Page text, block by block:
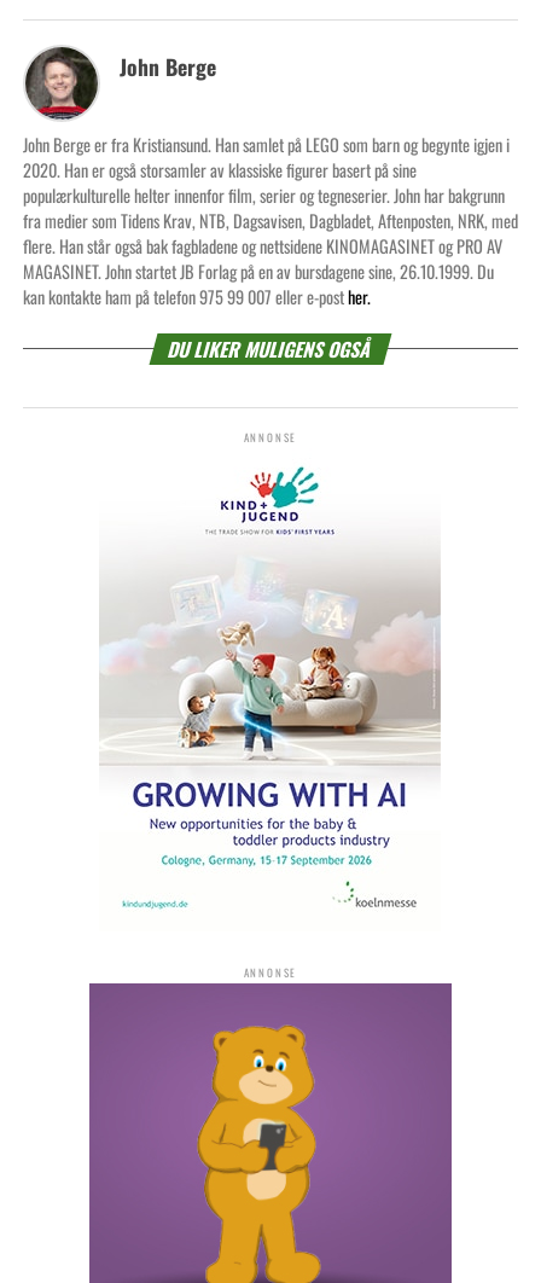
John Berge
John Berge er fra Kristiansund. Han samlet på LEGO som barn og begynte igjen i
2020. Han er også storsamler av klassiske figurer basert på sine
populærkulturelle helter innenfor film, serier og tegneserier. John har bakgrunn
fra medier som Tidens Krav, NTB, Dagsavisen, Dagbladet, Aftenposten, NRK, med
flere. Han står også bak fagbladene og nettsidene KINOMAGASINET og PRO AV
MAGASINET. John startet JB Forlag på en av bursdagene sine, 26.10.1999. Du
kan kontakte ham på telefon 975 99 007 eller e-posther.
DU LIKER MULIGENS OGSÅ
ANNONSE
ANNONSE